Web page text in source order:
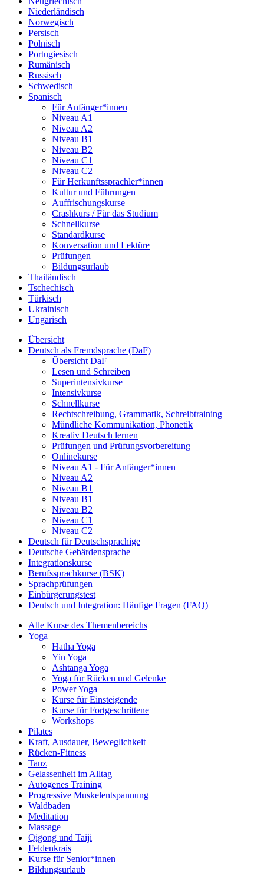
Niederländisch
Norwegisch
Persisch
Polnisch
Portugiesisch
Rumänisch
Russisch
Schwedisch
Spanisch
Für Anfänger*innen
Niveau A1
Niveau A2
Niveau B1
Niveau B2
Niveau C1
Niveau C2
Für Herkunftssprachler*innen
Kultur und Führungen
Auffrischungskurse
Crashkurs / Für das Studium
Schnellkurse
Standardkurse
Konversation und Lektüre
Prüfungen
Bildungsurlaub
Thailändisch
Tschechisch
Türkisch
Ukrainisch
Ungarisch
Übersicht
Deutsch als Fremdsprache (DaF)
Übersicht DaF
Lesen und Schreiben
Superintensivkurse
Intensivkurse
Schnellkurse
Rechtschreibung, Grammatik, Schreibtraining
Mündliche Kommunikation, Phonetik
Kreativ Deutsch lernen
Prüfungen und Prüfungsvorbereitung
Onlinekurse
Niveau A1 - Für Anfänger*innen
Niveau A2
Niveau B1
Niveau B1+
Niveau B2
Niveau C1
Niveau C2
Deutsch für Deutschsprachige
Deutsche Gebärdensprache
Integrationskurse
Berufssprachkurse (BSK)
Sprachprüfungen
Einbürgerungstest
Deutsch und Integration: Häufige Fragen (FAQ)
Alle Kurse des Themenbereichs
Yoga
Hatha Yoga
Yin Yoga
Ashtanga Yoga
Yoga für Rücken und Gelenke
Power Yoga
Kurse für Einsteigende
Kurse für Fortgeschrittene
Workshops
Pilates
Kraft, Ausdauer, Beweglichkeit
Rücken-Fitness
Tanz
Gelassenheit im Alltag
Autogenes Training
Progressive Muskelentspannung
Waldbaden
Meditation
Massage
Qigong und Taiji
Feldenkrais
Kurse für Senior*innen
Bildungsurlaub